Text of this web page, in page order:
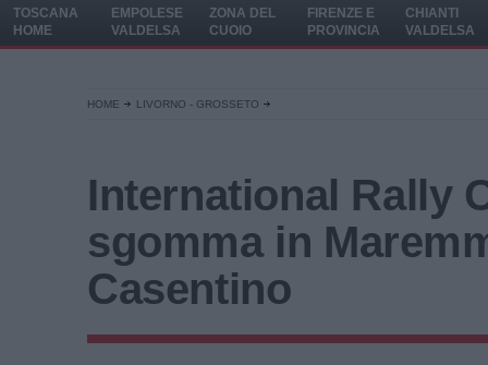
TOSCANA
HOME
EMPOLESE
VALDELSA
ZONA DEL
CUOIO
FIRENZE E
PROVINCIA
CHIANTI
VALDELSA
HOME LIVORNO - GROSSETO
International Rally
sgomma in
Casentino